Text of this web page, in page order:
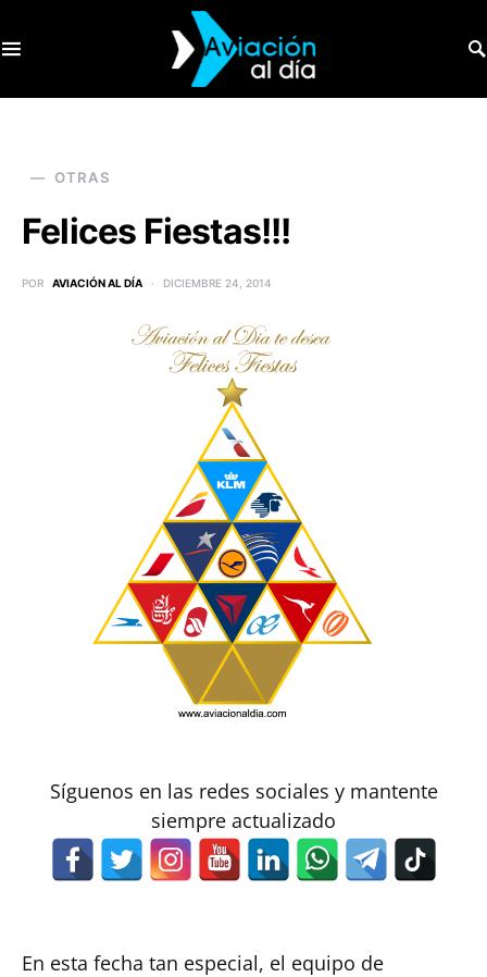
OTRAS
Felices Fiestas!!!
POR AVIACIÓN AL DÍA DICIEMBRE 24, 2014
Síguenos en las redes sociales y mantente
siempre actualizado
En esta fecha tan especial, el equipo de